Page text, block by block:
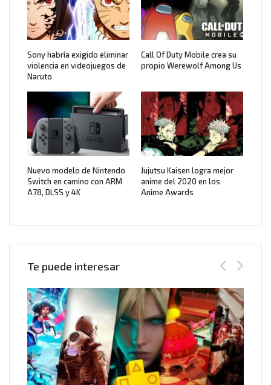
Sony habría exigido eliminar
violencia en videojuegos de
Naruto
Call Of Duty Mobile crea su
propio Werewolf Among Us
Nuevo modelo de Nintendo
Switch en camino con ARM
A78, DLSS y 4K
Jujutsu Kaisen logra mejor
anime del 2020 en los
Anime Awards
Te puede interesar